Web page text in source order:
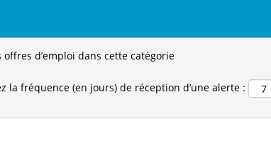
d’emploi dans cette catégorie
la fréquence (en jours) de réception d’une alerte :